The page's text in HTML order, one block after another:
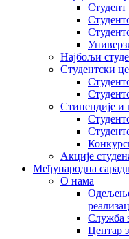
Студент
Најбољи
Студентски
Стипендије и
Акције
Међународна
О нама
Служба
Центар